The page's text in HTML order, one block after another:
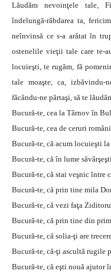
Lăudăm nevoinţele tale,
îndelungă-răbdarea ta,
neînvinsă ce s-a arătat în
ostenelile vieţii tale care te-
locuieşti, te rugăm, fă
tale moaşte, ca,
făcându-ne părtaşi, să te
Bucură-te, cea la Târnov în
Bucură-te, cea de ceruri
Bucură-te, că acum locuieşti
Bucură-te, că în lume
Bucură-te, că stai veşnic între
Bucură-te, că prin tine mila
Bucură-te, că vezi faţa
Bucură-te, că prin tine din
Bucură-te, că solia-ţi are
Bucură-te, că-ţi ascultă rugile
Bucură-te, că eşti nouă ajutor